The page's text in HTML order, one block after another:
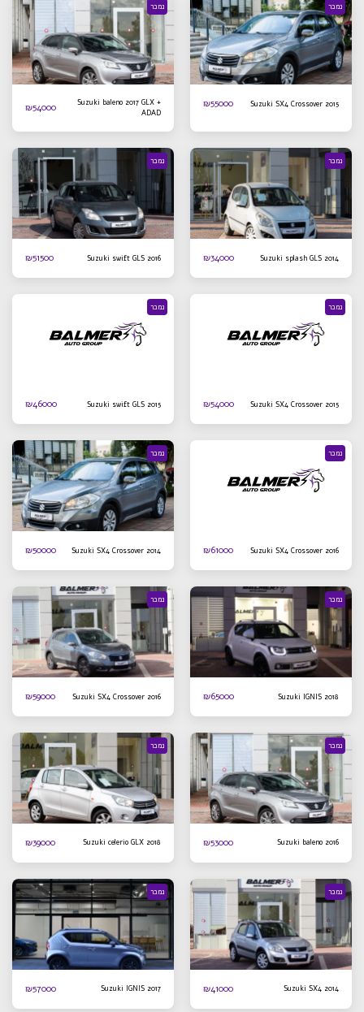
נמכר
Suzuki SX4 Crossover 2015
₪55000
נמכר
Suzuki baleno 2017 GLX +
ADAD
₪54000
נמכר
Suzuki splash GLS 2014
₪34000
נמכר
Suzuki swift GLS 2016
₪51500
נמכר
Suzuki SX4 Crossover 2015
₪54000
נמכר
Suzuki swift GLS 2015
₪46000
נמכר
Suzuki SX4 Crossover 2016
₪61000
נמכר
Suzuki SX4 Crossover 2014
₪50000
נמכר
Suzuki IGNIS 2018
₪65000
נמכר
Suzuki SX4 Crossover 2016
₪59000
נמכר
Suzuki baleno 2016
₪53000
נמכר
Suzuki celerio GLX 2018
₪39000
נמכר
Suzuki SX4 2014
₪41000
נמכר
Suzuki IGNIS 2017
₪57000